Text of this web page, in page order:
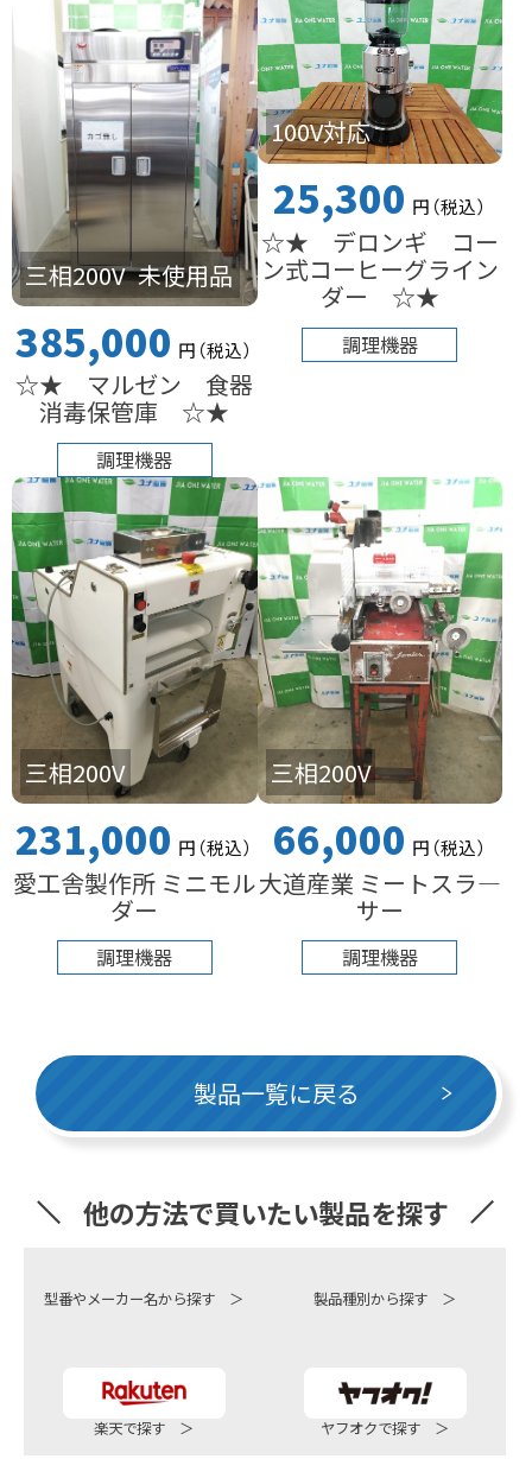
未使用品
三相200V
385,000 円（税込）
☆★ マルゼン 食器
消毒保管庫 ☆★
調理機器
100V対応
25,300 円（税込）
☆★ デロンギ コー
ン式コーヒーグライン
ダー ☆★
調理機器
三相200V
231,000 円（税込）
愛工舎製作所 ミニモル
ダー
調理機器
三相200V
66,000 円（税込）
大道産業 ミートスラ―
サー
調理機器
製品一覧に戻る
他の方法で買いたい製品を探す
型番やメーカー名から探す ＞ 製品種別から探す ＞
楽天で探す ＞ ヤフオクで探す ＞